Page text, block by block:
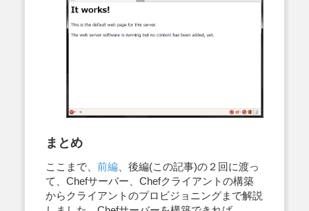
まとめ
ここまで、 前編、後編(この記事)の２回に渡っ
て、Chefサーバー、Chefクライアントの構築
からクライアントのプロビジョニングまで解説